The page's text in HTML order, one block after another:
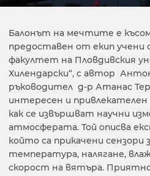
Балонът на мечтите е
предоставен от екип учени
факултет на Пловдивския
Хилендарски“, с автор
ръководител д-р Атанас
интересен и
как се извършват научни
атмосферата. Той описва
който са прикачени сензори
температура, налягане,
скорост на вятъра.